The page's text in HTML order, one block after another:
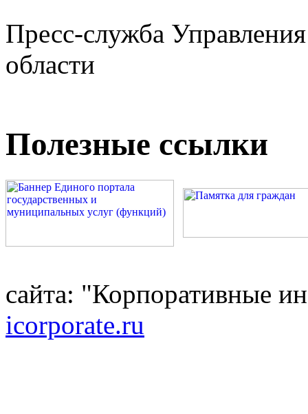
Пресс-служба
области
Полезные ссылки
сайта: "Корпоративные
icorporate.ru